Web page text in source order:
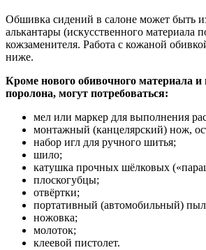
Обшивка сидений в салоне может быть
алькантары (искусственного материала
кожзаменителя. Работа с кожаной
ниже.
Кроме нового обивочного материала и
поролона, могут потребоваться:
мел или маркер для выполнения
монтажный (канцелярский) нож,
набор игл для ручного шитья;
шило;
катушка прочных шёлковых
плоскогубцы;
отвёртки;
портативный (автомобильный)
ножовка;
молоток;
клеевой пистолет.